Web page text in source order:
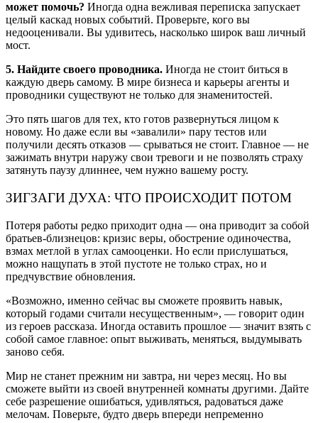
может помочь? Иногда одна вежливая переписка запускает
целый каскад новых событий. Проверьте, кого вы
недооценивали. Вы удивитесь, насколько широк ваш личный
мост.
5. Найдите своего проводника. Иногда не стоит биться в
каждую дверь самому. В мире бизнеса и карьеры агенты и
проводники существуют не только для знаменитостей.
Это пять шагов для тех, кто готов развернуться лицом к
новому. Но даже если вы «завалили» пару тестов или
получили десять отказов — срываться не стоит. Главное — не
зажимать внутри наружу свои тревоги и не позволять страху
затянуть паузу длиннее, чем нужно вашему росту.
ЗИГЗАГИ ДУХА: ЧТО ПРОИСХОДИТ ПОТОМ
Потеря работы редко приходит одна — она приводит за собой
братьев-близнецов: кризис веры, обострение одиночества,
взмах метлой в углах самооценки. Но если прислушаться,
можно нащупать в этой пустоте не только страх, но и
предчувствие обновления.
«Возможно, именно сейчас вы сможете проявить навык,
который годами считали несущественным», — говорит один
из героев рассказа. Иногда оставить прошлое — значит взять с
собой самое главное: опыт выживать, меняться, выдумывать
заново себя.
Мир не станет прежним ни завтра, ни через месяц. Но вы
сможете выйти из своей внутренней комнаты другими. Дайте
себе разрешение ошибаться, удивляться, радоваться даже
мелочам. Поверьте, будто дверь впереди непременно